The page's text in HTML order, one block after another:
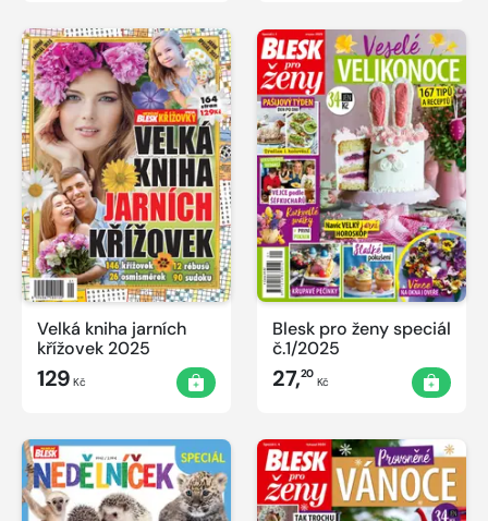
Velká kniha jarních
křížovek 2025
129 Kč
Blesk pro ženy speciál
č.1/2025
27,20
Kč